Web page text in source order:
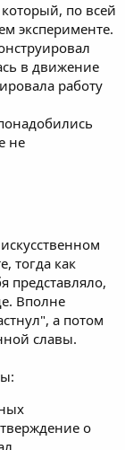
по всей
эксперименте.
в движение
работу
не
тогда как
представляло,
Вполне
а потом
славы.
о